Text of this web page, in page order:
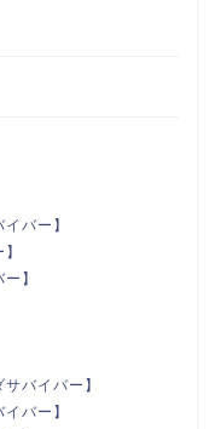
バー】
】
バイバー】
バー】